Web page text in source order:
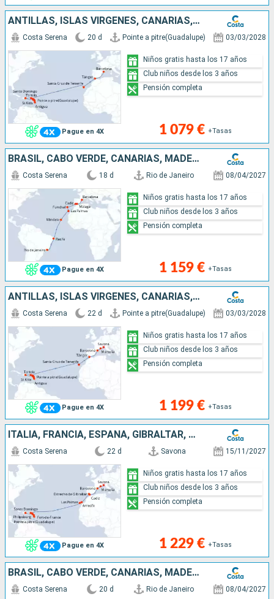
ANTILLAS, ISLAS VÍRGENES, CANARIAS, MARRUECOS, ESPAÑA
Pague en 4X
Costa Serena 20 d Pointe a pitre(Guadalupe) 03/03/2028
1 079 € +Tasas
Niños gratis hasta los 17 años
Club niños desde los 3 años
Pensión completa
BRASIL, CABO VERDE, CANARIAS, MADEIRA, ESPAÑA
Pague en 4X
Costa Serena 18 d Rio de Janeiro 08/04/2027
1 159 € +Tasas
Niños gratis hasta los 17 años
Club niños desde los 3 años
Pensión completa
ANTILLAS, ISLAS VÍRGENES, CANARIAS, MARRUECOS, ESPAÑA, FRANCIA, ITALIA
Pague en 4X
Costa Serena 22 d Pointe a pitre(Guadalupe) 03/03/2028
1 199 € +Tasas
Niños gratis hasta los 17 años
Club niños desde los 3 años
Pensión completa
ITALIA, FRANCIA, ESPAÑA, GIBRALTAR, CANARIAS, ANTILLAS, ISLAS VÍRGENES
Pague en 4X
Costa Serena 22 d Savona 15/11/2027
1 229 € +Tasas
Niños gratis hasta los 17 años
Club niños desde los 3 años
Pensión completa
BRASIL, CABO VERDE, CANARIAS, MADEIRA, ESPAÑA, FRANCIA, ITALIA
Costa Serena 20 d Rio de Janeiro 08/04/2027